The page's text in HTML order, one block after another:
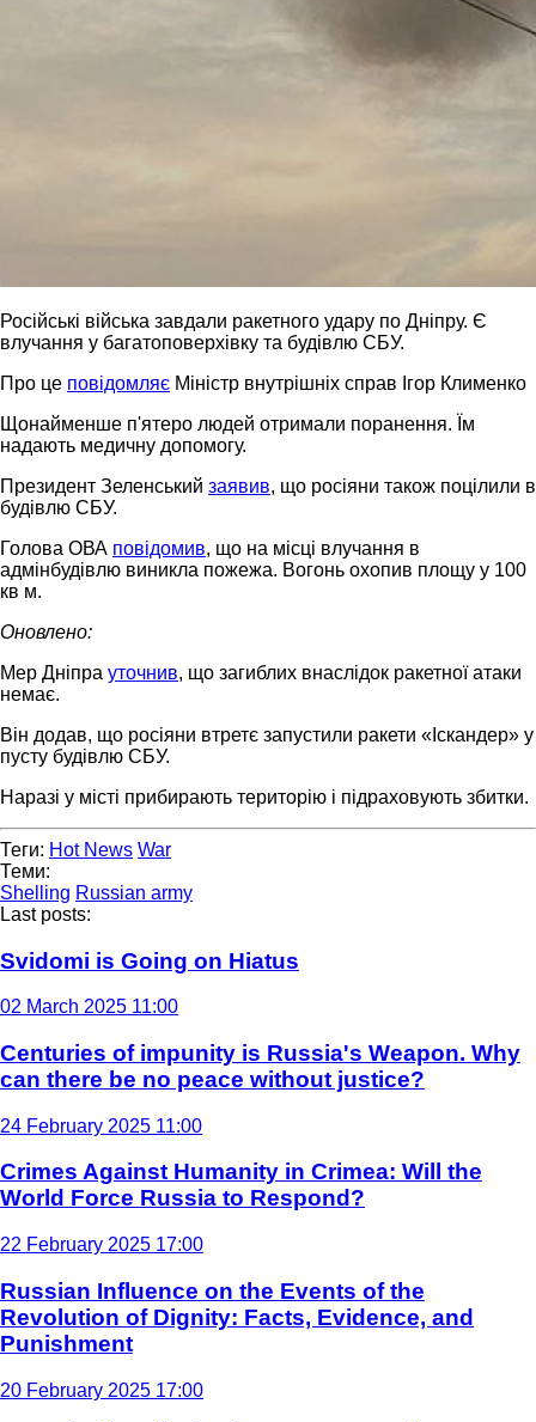
Російські війська завдали ракетного удару по Дніпру. Є
влучання у багатоповерхівку та будівлю СБУ.
Про це повідомляє Міністр внутрішніх справ Ігор Клименко
Щонайменше п'ятеро людей отримали поранення. Їм
надають медичну допомогу.
Президент Зеленський заявив, що росіяни також поцілили в
будівлю СБУ.
Голова ОВА повідомив, що на місці влучання в
адмінбудівлю виникла пожежа. Вогонь охопив площу у 100
кв м.
Оновлено:
Мер Дніпра уточнив, що загиблих внаслідок ракетної атаки
немає.
Він додав, що росіяни втретє запустили ракети «Іскандер» у
пусту будівлю СБУ.
Наразі у місті прибирають територію і підраховують збитки.
Теги: Hot News War
Теми:
Shelling Russian army
Last posts:
Svidomi is Going on Hiatus
02 March 2025 11:00
Centuries of impunity is Russia's Weapon. Why
can there be no peace without justice?
24 February 2025 11:00
Crimes Against Humanity in Crimea: Will the
World Force Russia to Respond?
22 February 2025 17:00
Russian Influence on the Events of the
Revolution of Dignity: Facts, Evidence, and
Punishment
20 February 2025 17:00